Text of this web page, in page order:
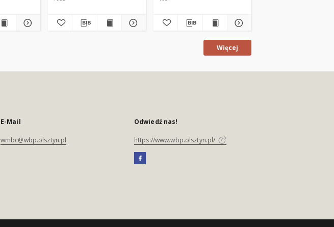
Więcej
E-Mail
wmbc@wbp.olsztyn.pl
Odwiedź nas!
https://www.wbp.olsztyn.pl/